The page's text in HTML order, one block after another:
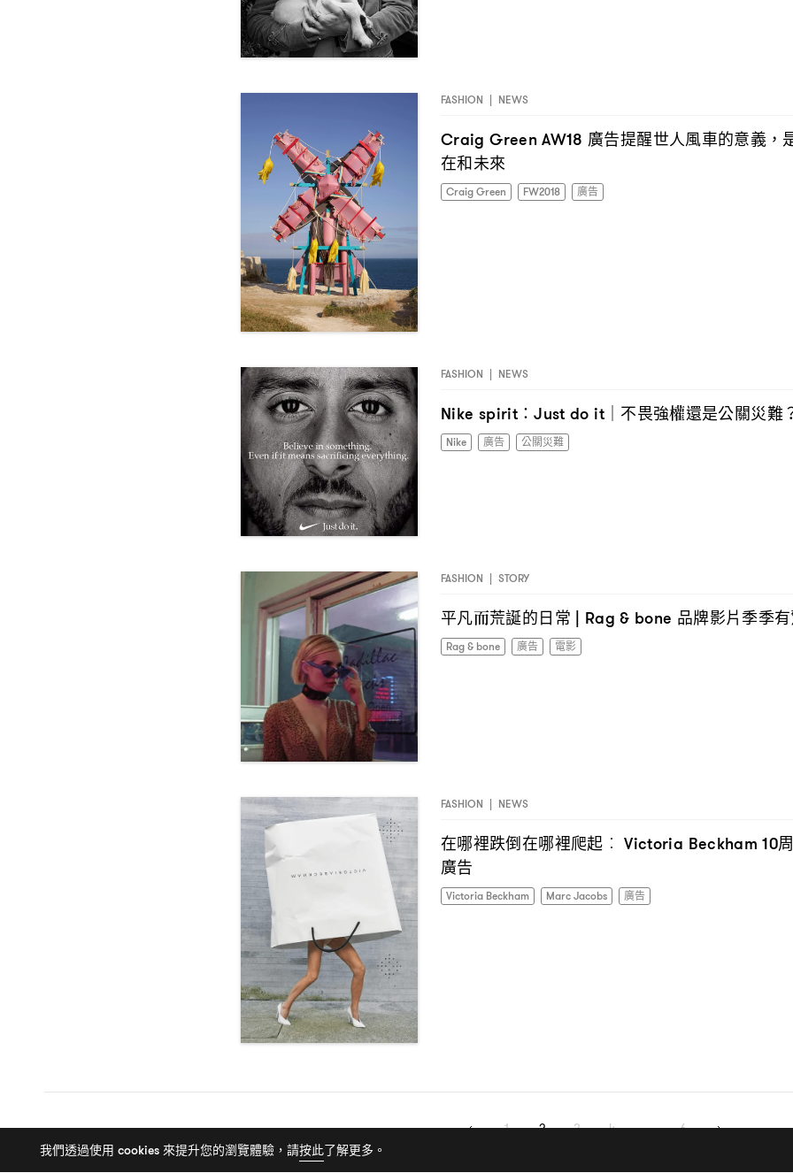
FASHION | NEWS
Craig Green AW18廣告提醒世人風車的意義 ，
在和未來
Craig Green FW2018 廣告
FASHION | NEWS
Nike spirit：Just do it｜ 不畏強權還是公關災難
Nike 廣告 公關災難
FASHION | STORY
平凡而荒誕的日常 | Rag & bone 品牌影片季季
Rag & bone 廣告 電影
FASHION | NEWS
在哪裡跌倒在哪裡爬起 ︰ Victoria Beckham 10
廣告
Victoria Beckham Marc Jacobs 廣告
1 2 3 4 … 6
ABOUT CONTACT PRIVACY & DISCLAIMER ADVERTISING
我們透過使用 cookies 來提升您的瀏覽體驗，請按此了解更多。